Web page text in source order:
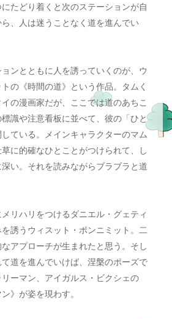
たどり着くと次のステーションが自
、人は迷うことなく道を進んでい
ンとともに人を誘っていくのが、ウ
の《時間の道》という作品。タムく
の漫画家だが、ここでは道のあちこ
識や注意看板に並べて、彼の「ひと
ている。メインキャラクターのマム
に的確なひとことがつけられて、し
い。それを読みながらブラブラと道
リハリをつけるダニエル・グェティ
誘うウィスット・ポンニミット。二
アプローチが生まれたと思う。そし
道を進んでいけば、涅槃のポーズで
ーマン、アイガルス・ビクシェの
》が姿を現わす。